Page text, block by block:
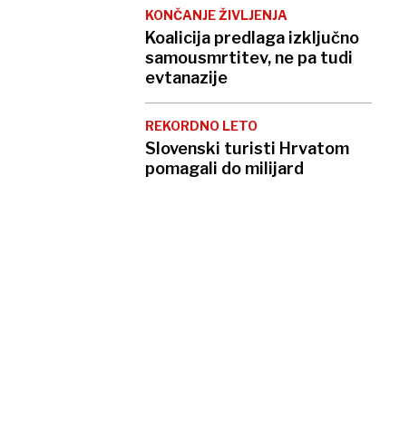
KONČANJE ŽIVLJENJA
Koalicija predlaga izključno
samousmrtitev, ne pa tudi
evtanazije
REKORDNO LETO
Slovenski turisti Hrvatom
pomagali do milijard